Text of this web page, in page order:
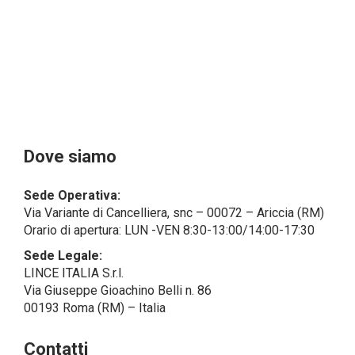
Alcuni segmenti dell’attività richiesta potrebbero
essere effettuati da LINCE ITALIA in outsourcing:
l’espletamento di alcune attività determinate a
società esterne che presentano le garanzie richieste
dal GDPR, abilitandole e a compiere
operazioni determinate per conto di LINCE ITALIA e
conformemente alle istruzioni fornite da
quest’ultima sulla base di specifico accordo per la
gestione dei dati.
• Il trattamento di dati personali si compone di tutte le
Dove siamo
Sede Operativa:
Via Variante di Cancelliera, snc – 00072 – Ariccia (RM)
Orario di apertura: LUN -VEN 8:30-13:00/14:00-17:30
Sede Legale:
LINCE ITALIA S.r.l.
Via Giuseppe Gioachino Belli n. 86
00193 Roma (RM) – Italia
Contatti